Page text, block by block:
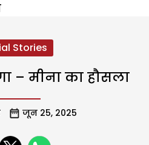
Stories
– मीना का हौसला
जून 25, 2025